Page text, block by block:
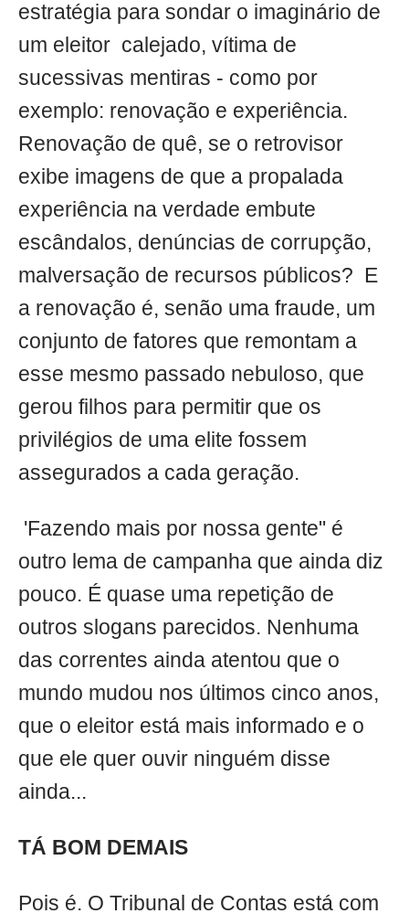
estratégia para sondar o imaginário de
um eleitor calejado, vítima de
sucessivas mentiras - como por
exemplo: renovação e experiência.
Renovação de quê, se o retrovisor
exibe imagens de que a propalada
experiência na verdade embute
escândalos, denúncias de corrupção,
malversação de recursos públicos? E
a renovação é, senão uma fraude, um
conjunto de fatores que remontam a
esse mesmo passado nebuloso, que
gerou filhos para permitir que os
privilégios de uma elite fossem
assegurados a cada geração.
'Fazendo mais por nossa gente" é
outro lema de campanha que ainda diz
pouco. É quase uma repetição de
outros slogans parecidos. Nenhuma
das correntes ainda atentou que o
mundo mudou nos últimos cinco anos,
que o eleitor está mais informado e o
que ele quer ouvir ninguém disse
ainda...
TÁ BOM DEMAIS
Pois é. O Tribunal de Contas está com